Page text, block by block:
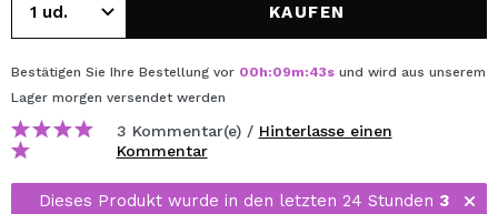
KAUFEN
Bestätigen Sie Ihre Bestellung vor 00h:09m:43s und wird aus unserem
Lager morgen versendet werden
3 Kommentar(e) / Hinterlasse einen
Kommentar
Dieses Produkt wurde in den letzten 24 Stunden 3